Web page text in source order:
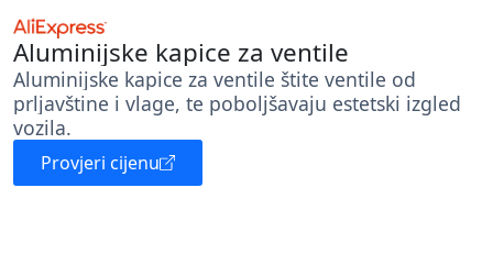
Aluminijske kapice za ventile
Aluminijske kapice za ventile štite ventile od
prljavštine i vlage, te poboljšavaju estetski izgled
vozila.
Provjeri cijenu